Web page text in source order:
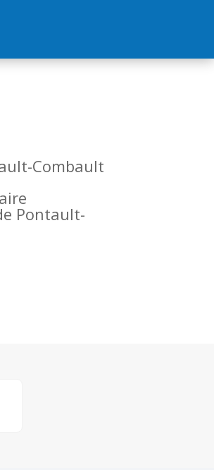
Combault
Pontault-